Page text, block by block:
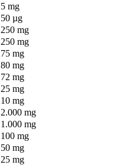
5 mg
50 µg
250 mg
250 mg
75 mg
80 mg
72 mg
25 mg
10 mg
2.000 mg
1.000 mg
100 mg
50 mg
25 mg